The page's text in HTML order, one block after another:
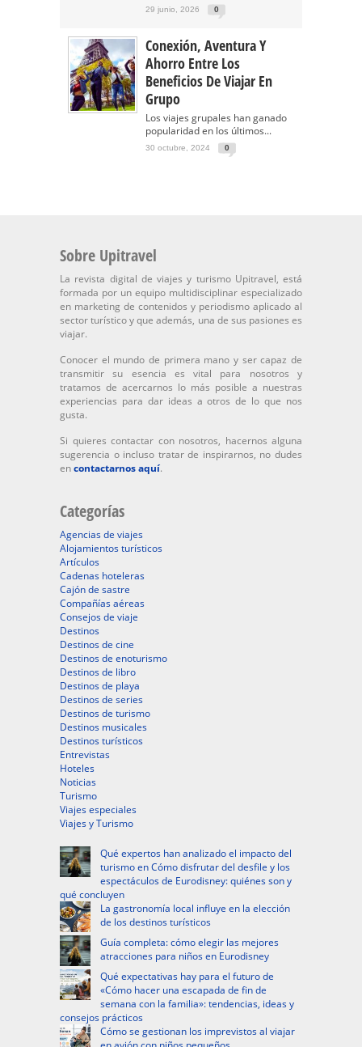
29 junio, 2026 0
Conexión, Aventura Y
Ahorro Entre Los
Beneficios De Viajar En
Grupo
Los viajes grupales han ganado
popularidad en los últimos...
30 octubre, 2024 0
Sobre Upitravel
La revista digital de viajes y turismo Upitravel, está
formada por un equipo multidisciplinar especializado
en marketing de contenidos y periodismo aplicado al
sector turístico y que además, una de sus pasiones es
viajar.
Conocer el mundo de primera mano y ser capaz de
transmitir su esencia es vital para nosotros y
tratamos de acercarnos lo más posible a nuestras
experiencias para dar ideas a otros de lo que nos
gusta.
Si quieres contactar con nosotros, hacernos alguna
sugerencia o incluso tratar de inspirarnos, no dudes
encontactarnos aquí.
Categorías
Agencias de viajes
Alojamientos turísticos
Artículos
Cadenas hoteleras
Cajón de sastre
Compañías aéreas
Consejos de viaje
Destinos
Destinos de cine
Destinos de enoturismo
Destinos de libro
Destinos de playa
Destinos de series
Destinos de turismo
Destinos musicales
Destinos turísticos
Entrevistas
Hoteles
Noticias
Turismo
Viajes especiales
Viajes y Turismo
Qué expertos han analizado el impacto del
turismo en Cómo disfrutar del desfile y los
espectáculos de Eurodisney: quiénes son y
qué concluyen
La gastronomía local influye en la elección
de los destinos turísticos
Guía completa: cómo elegir las mejores
atracciones para niños en Eurodisney
Qué expectativas hay para el futuro de
«Cómo hacer una escapada de fin de
semana con la familia»: tendencias, ideas y
consejos prácticos
Cómo se gestionan los imprevistos al viajar